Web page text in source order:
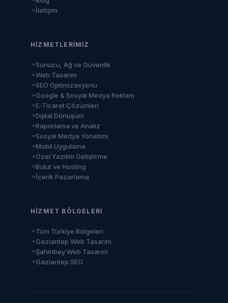
İletişim
HIZMETLERIMIZ
Sunucu, Ağ ve Güvenlik
Web Tasarım
SEO Optimizasyonu
Google & Sosyal Medya Reklam
E-Ticaret Çözümleri
Dijital Dönüşüm
Raporlama ve Analiz
Sosyal Medya Yönetimi
Mobil Uygulama
Özel Yazılım Geliştirme
Bulut ve Hosting
İçerik Pazarlama
HIZMET BÖLGELERI
Tüm Türkiye Bölgeleri
Gaziantep Web Tasarım
Şahinbey Web Tasarım
Gaziantep SEO